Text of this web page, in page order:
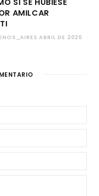
SI SE HUBIESE
AMILCAR
ABRIL DE 2020